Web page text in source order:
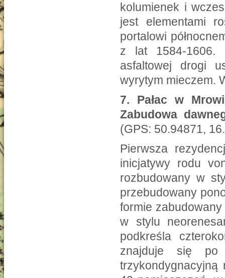
kolumienek i
jest elementami
portalowi
z lat 1584-1606.
asfaltowej drogi
wyrytym mieczem.
7.
Pałac w
Zabudowa
(GPS: 50.94871,
Pierwsza
inicjatywy rodu
rozbudowany w
przebudowany
formie zabudowany
w stylu
podkreśla
znajduje się po